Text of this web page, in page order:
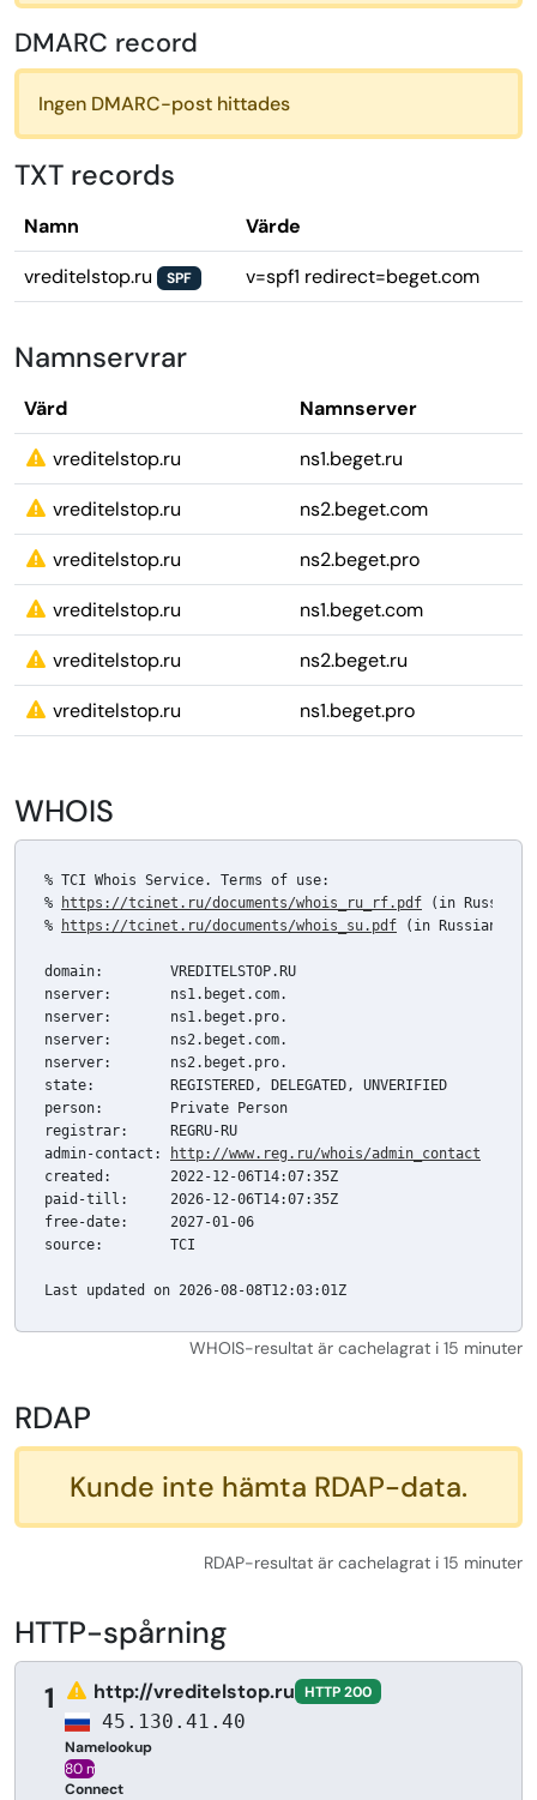
DMARC record
Ingen DMARC-post hittades
TXT records
Namn
Värde
vreditelstop.ru
SPF v=spf1 redirect=beget.com
Namnservrar
Värd
Namnserver
vreditelstop.ru
ns1.beget.ru
vreditelstop.ru
ns2.beget.com
vreditelstop.ru
ns2.beget.pro
vreditelstop.ru
ns1.beget.com
vreditelstop.ru
ns2.beget.ru
vreditelstop.ru
ns1.beget.pro
WHOIS
% TCI Whois Service. Terms of use:
%
https://tcinet.ru/documents/whois_ru_rf.pdf (in Russian)
%
https://tcinet.ru/documents/whois_su.pdf (in Russian)
domain:        VREDITELSTOP.RU
nserver:       ns1.beget.com.
nserver:       ns1.beget.pro.
nserver:       ns2.beget.com.
nserver:       ns2.beget.pro.
state:         REGISTERED, DELEGATED, UNVERIFIED
person:        Private Person
registrar:     REGRU-RU
admin-contact:
http://www.reg.ru/whois/admin_contact
created:       2022-12-06T14:07:35Z
paid-till:     2026-12-06T14:07:35Z
free-date:     2027-01-06
source:        TCI
Last updated on 2026-08-08T12:03:01Z
WHOIS-resultat är cachelagrat i 15 minuter
RDAP
Kunde inte hämta RDAP-data.
RDAP-resultat är cachelagrat i 15 minuter
HTTP-spårning
1 http://vreditelstop.ru HTTP 200
45.130.41.40
Namelookup
80 ms
Connect